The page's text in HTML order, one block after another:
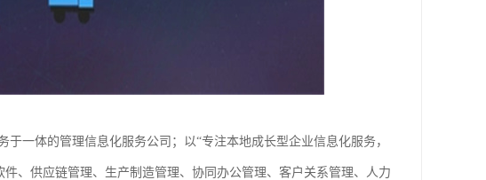
一体的管理信息化服务公司；以“专注本地成长型企业信息化服务，
、供应链管理、生产制造管理、协同办公管理、客户关系管理、人力